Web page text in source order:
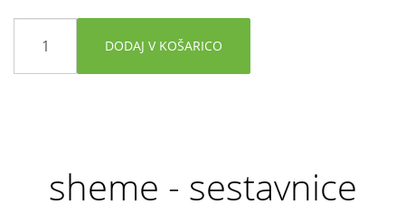
DODAJ V KOŠARICO
sheme - sestavnice